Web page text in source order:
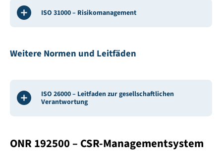
ISO 31000 – Risikomanagement
Weitere Normen und Leitfäden
ISO 26000 – Leitfaden zur gesellschaftlichen
Verantwortung
ONR 192500 – CSR-Managementsystem